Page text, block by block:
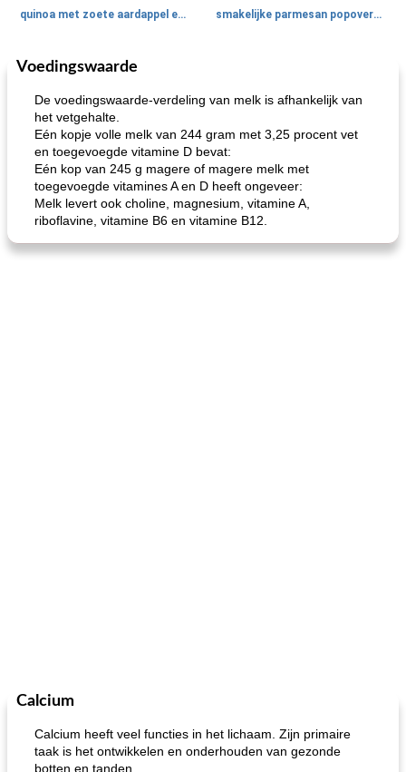
quinoa met zoete aardappel en champignons smakelijke parmesan popovers (gezonder!)
One Dish Meal
gemakkelijke rijst en hamburger een gerecht diner oma's griessnockerlsuppe (rund- en griesmeelknoedelsoep)
Voedingswaarde
De voedingswaarde-verdeling van melk is afhankelijk van
het vetgehalte.
Eén kopje volle melk van 244 gram met 3,25 procent vet
en toegevoegde vitamine D bevat:
Eén kop van 245 g magere of magere melk met
toegevoegde vitamines A en D heeft ongeveer:
Melk levert ook choline, magnesium, vitamine A,
riboflavine, vitamine B6 en vitamine B12.
Calcium
Calcium heeft veel functies in het lichaam. Zijn primaire
taak is het ontwikkelen en onderhouden van gezonde
botten en tanden.